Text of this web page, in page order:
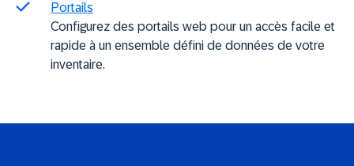
Portails
Configurez des portails web pour un accès facile et
rapide à un ensemble défini de données de votre
inventaire.